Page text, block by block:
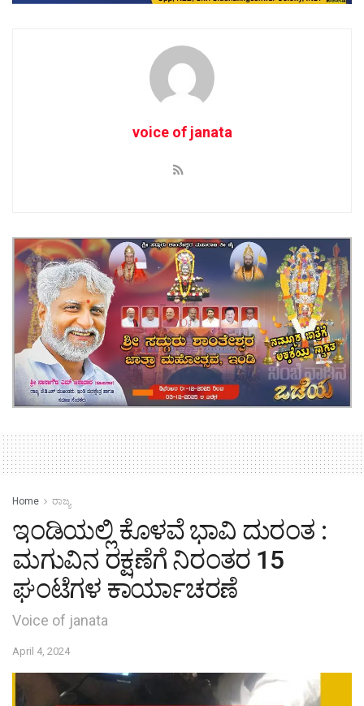
voice of janata
Home ರಾಜ್ಯ
ಇಂಡಿಯಲ್ಲಿ ಕೊಳವೆ ಭಾವಿ ದುರಂತ :
ಮಗುವಿನ ರಕ್ಷಣೆಗೆ ನಿರಂತರ 15
ಘಂಟೆಗಳ ಕಾರ್ಯಾಚರಣೆ
Voice of janata
April 4, 2024